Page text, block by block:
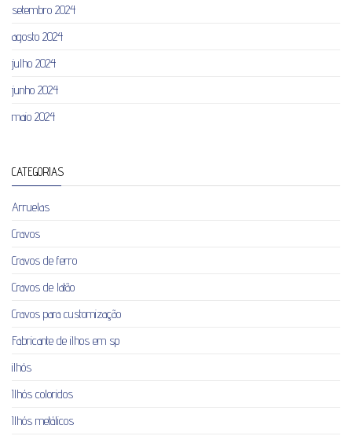
setembro 2024
agosto 2024
julho 2024
junho 2024
maio 2024
CATEGORIAS
Arruelas
Cravos
Cravos de ferro
Cravos de latão
Cravos para customização
Fabricante de ilhos em sp
ilhós
Ilhós coloridos
Ilhós metálicos